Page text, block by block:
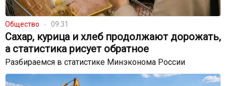
Общество 09:31
Сахар, курица и хлеб продолжают дорожать,
а статистика рисует обратное
Разбираемся в статистике Минэконома России